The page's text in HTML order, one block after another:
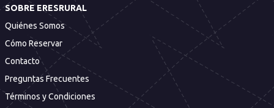
SOBRE ERESRURAL
Quiénes Somos
Cómo Reservar
Contacto
Preguntas Frecuentes
Términos y Condiciones